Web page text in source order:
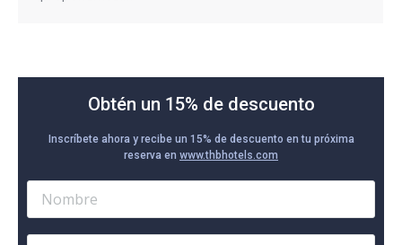
Obtén un 15% de descuento
Inscríbete ahora y recibe un 15% de descuento en tu próxima
reserva en www.thbhotels.com